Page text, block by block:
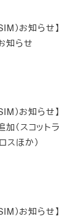
）お知らせ】
知らせ
）お知らせ】
（スコットラ
スほか）
）お知らせ】